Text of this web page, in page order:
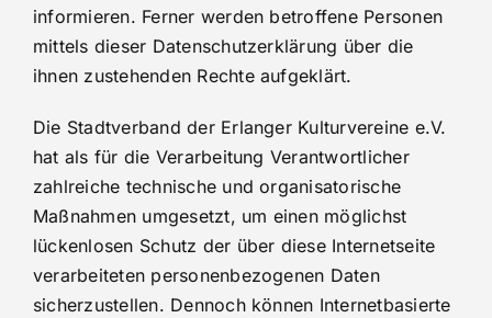
informieren. Ferner werden betroffene Personen
mittels dieser Datenschutzerklärung über die
ihnen zustehenden Rechte aufgeklärt.
Die Stadtverband der Erlanger Kulturvereine e.V.
hat als für die Verarbeitung Verantwortlicher
zahlreiche technische und organisatorische
Maßnahmen umgesetzt, um einen möglichst
lückenlosen Schutz der über diese Internetseite
verarbeiteten personenbezogenen Daten
sicherzustellen. Dennoch können Internetbasierte